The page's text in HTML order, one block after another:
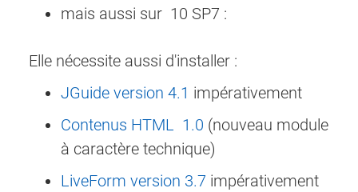
mais aussi sur 10 SP7 :
Elle nécessite aussi d'installer :
JGuide version 4.1 impérativement
Contenus HTML 1.0 (nouveau module
à caractère technique)
LiveForm version 3.7 impérativement